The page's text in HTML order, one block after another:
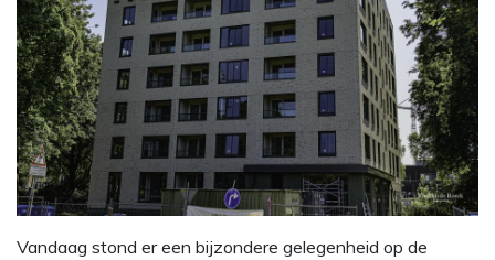
Vandaag stond er een bijzondere gelegenheid op de